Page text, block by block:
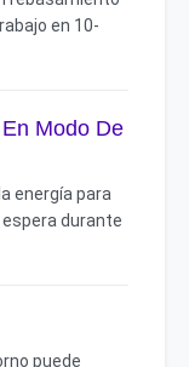
en 10-
Modo De
energía para
durante
puede